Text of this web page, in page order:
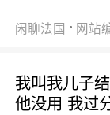
闲聊法国 网站
我叫我儿子
他没用 我过